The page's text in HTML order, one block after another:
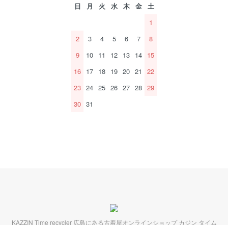
日 月 火 水 木 金
土
1
2
3 4 5 6 7
8
9
10 11 12 13 14 15
16 17 18 19 20 21
22
23 24 25 26 27 28 29
30 31
KAZZIN Time recycler 広島にある古着屋オンラインショップ カジン タイム